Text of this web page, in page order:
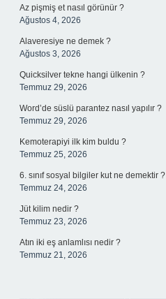
Az pişmiş et nasıl görünür ?
Ağustos 4, 2026
Alaveresiye ne demek ?
Ağustos 3, 2026
Quicksilver tekne hangi ülkenin ?
Temmuz 29, 2026
Word’de süslü parantez nasıl yapılır ?
Temmuz 29, 2026
Kemoterapiyi ilk kim buldu ?
Temmuz 25, 2026
6. sınıf sosyal bilgiler kut ne demektir ?
Temmuz 24, 2026
Jüt kilim nedir ?
Temmuz 23, 2026
Atın iki eş anlamlısı nedir ?
Temmuz 21, 2026